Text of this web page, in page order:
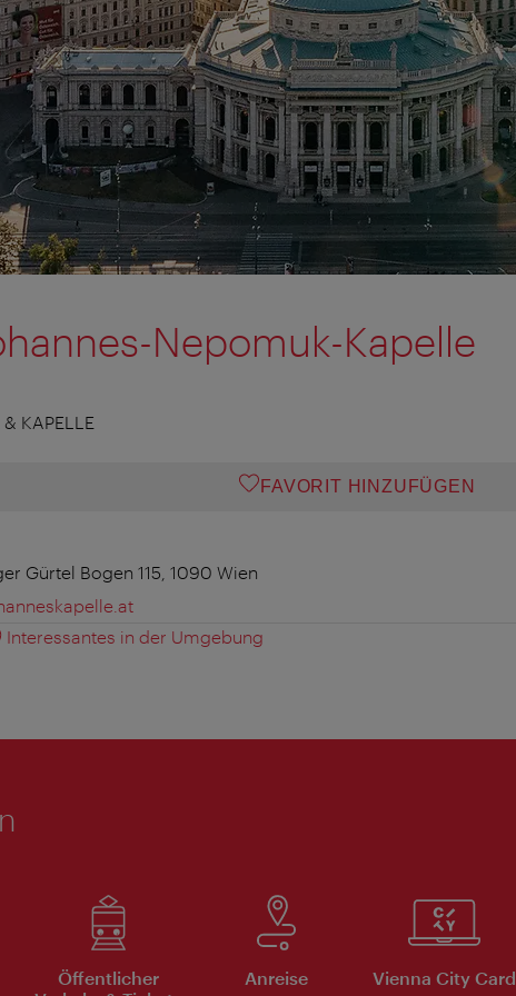
Nepomuk-Kapelle
KAPELLE
FAVORIT HINZUFÜGEN
Gürtel Bogen 115, 1090 Wien
Interessantes in der Umgebung
Öffentlicher
Anreise Vienna City Card